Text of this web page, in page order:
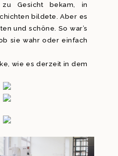
Gesicht bekam, in
bildete. Aber es
und schöne. So war’s
sie wahr oder einfach
wie es derzeit in dem